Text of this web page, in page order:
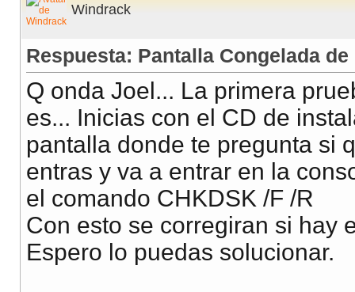
Windrack
Respuesta: Pantalla Congelada
Q onda Joel... La primera
es... Inicias con el CD de
pantalla donde te pregunta si
entras y va a entrar en la
el comando CHKDSK /F /R
Con esto se corregiran si hay
Espero lo puedas solucionar.